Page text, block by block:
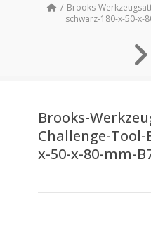
Brooks-
schwarz-180-x-50-x-
Brooks-
Challenge-Tool-
x-50-x-80-mm-